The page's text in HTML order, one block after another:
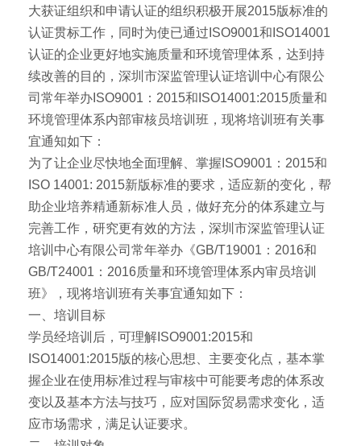
大获证组织和申请认证的组织积极开展2015版标准的
认证贯标工作，同时为使已通过ISO9001和ISO14001
认证的企业更好地实施质量和环境管理体系，达到持
续改善的目的，深圳市深监管理认证培训中心有限公
司常年举办ISO9001：2015和ISO14001:2015质量和
环境管理体系内部审核员培训班，现将培训班有关事
宜通知如下：
为了让企业尽快地全面理解、掌握ISO9001：2015和
ISO 14001: 2015新版标准的要求，适应新的变化，帮
助企业培养精通新标准人员，做好充分的体系建立与
完善工作，研究更有效的方法，深圳市深监管理认证
培训中心有限公司常年举办《GB/T19001：2016和
GB/T24001：2016质量和环境管理体系内审员培训
班》，现将培训班有关事宜通知如下：
一、培训目标
学员经培训后，可理解ISO9001:2015和
ISO14001:2015版的核心思想、主要变化点，基本掌
握企业在使用标准过程与审核中可能要考虑的体系改
变以及基本方法与技巧，应对国际贸易需求变化，适
应市场需求，满足认证要求。